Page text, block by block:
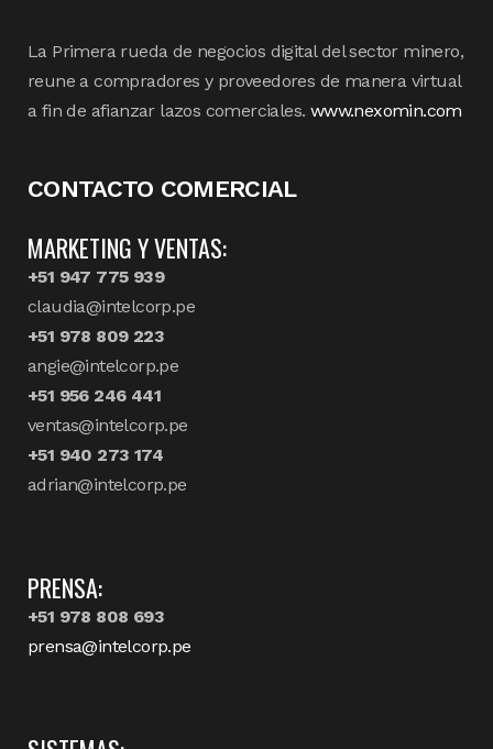
La Primera rueda de negocios digital del sector minero,
reune a compradores y proveedores de manera virtual
a fin de afianzar lazos comerciales. www.nexomin.com
CONTACTO COMERCIAL
MARKETING Y VENTAS:
+51 947 775 939
claudia@intelcorp.pe
+51 978 809 223
angie@intelcorp.pe
+51 956 246 441
ventas@intelcorp.pe
+51 940 273 174
adrian@intelcorp.pe
PRENSA:
+51 978 808 693
prensa@intelcorp.pe